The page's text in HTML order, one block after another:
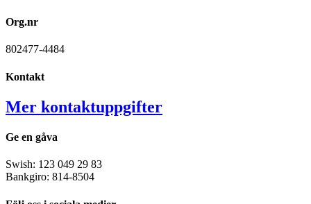
Org.nr
802477-4484
Kontakt
Mer kontaktuppgifter
Ge en gåva
Swish: 123 049 29 83
Bankgiro: 814-8504